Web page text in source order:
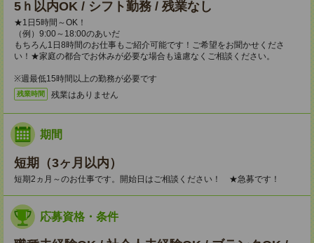
5ｈ以内OK / シフト勤務 / 残業なし
★1日5時間～OK！
（例）9:00～18:00のあいだ
もちろん1日8時間のお仕事もご紹介可能です！ご希望をお聞かせくださ
い！★家庭の都合でお休みが必要な場合も遠慮なくご相談ください。
※週最低15時間以上の勤務が必要です
残業時間 残業はありません
期間
短期（3ヶ月以内）
短期2ヵ月～のお仕事です。開始日はご相談ください！ ★急募です！
応募資格・条件